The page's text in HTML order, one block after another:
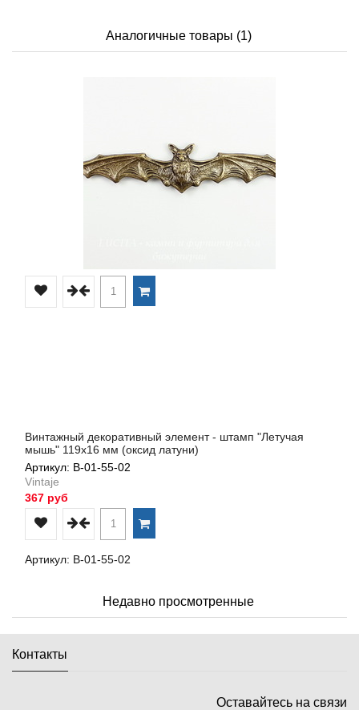
Аналогичные товары (1)
Винтажный декоративный элемент - штамп "Летучая
мышь" 119х16 мм (оксид латуни)
Артикул: В-01-55-02
Vintaje
367 руб
Артикул: В-01-55-02
Недавно просмотренные
Контакты
Оставайтесь на связи